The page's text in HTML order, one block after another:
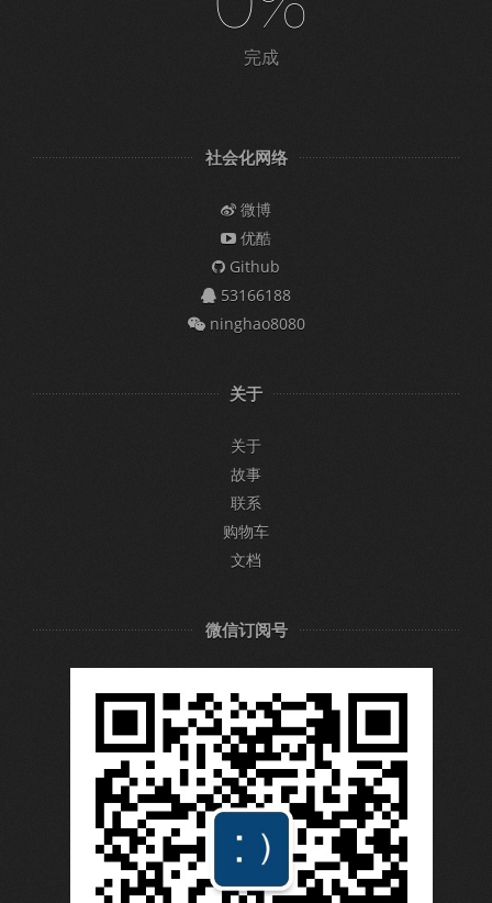
完成
社会化网络
微博
优酷
Github
53166188
ninghao8080
关于
关于
故事
联系
购物车
文档
微信订阅号